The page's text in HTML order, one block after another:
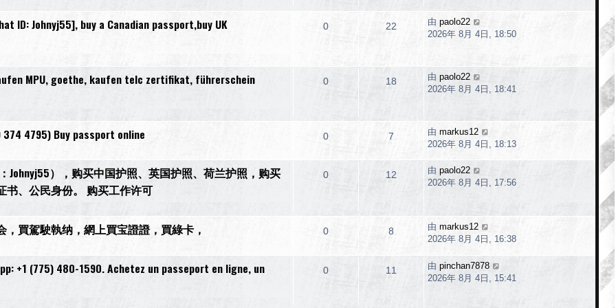
ID: Johnyj55], buy a Canadian passport,buy UK 0 22 由 paolo22
2026年 8月 4日, 18:50
MPU, goethe, kaufen telc zertifikat, führerschein 0 18 由 paolo22
2026年 8月 4日, 18:41
4795) Buy passport online 0 7 由 markus12
2026年 8月 4日, 18:13
Johnyj55），购买中国护照、英国护照、荷兰护照，购买
书、公民身份。 购买工作许可
0 12 由 paolo22
2026年 8月 4日, 17:56
，買駕駛執纳，網上買宝證證，買綠卡， 0 8 由 markus12
2026年 8月 4日, 16:38
+1 (775) 480-1590. Achetez un passeport en ligne, un 0 11 由 pinchan7878
2026年 8月 4日, 15:41